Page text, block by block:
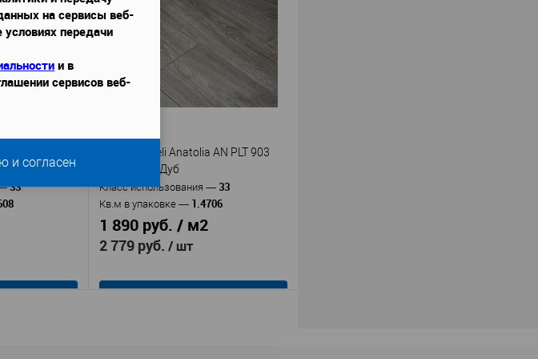
Anatolia
плита
—
В наличии
Производитель — Peli
Артикул
Ламинат Peli Anatolia
AN PLT 901 Белый Дуб
— влагостойкая панель
ХДФ (древесноволокнистая плита
высокой плотности)
Турция
Наличие фаски, мм — V-Groove
Габариты, ДхШхВ, мм
1290х12х190
В избранное
В наличии
33
Ламинат Peli Anatolia AN PLT 903
Дымчатый Дуб
Класс использования — 33
Кв.м в упаковке — 1.4706
1 890 руб. / м2
2 779 руб. / шт
на сервисы веб-
передачи
и в
сервисов веб-
и согласен